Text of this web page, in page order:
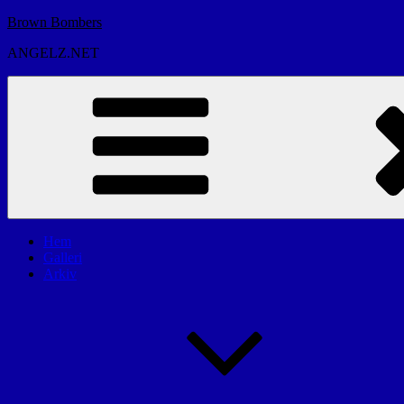
Hoppa
innehåll
Brown Bombers
ANGELZ.NET
Hem
Galleri
Arkiv